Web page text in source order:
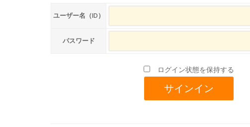
ユーザー名（ID）
パスワード
ログイン状態を保持する